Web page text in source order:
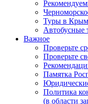
Туры в Крым
Автобусные
Важное
Проверьте
Проверьте
Памятка
Политика
(в области